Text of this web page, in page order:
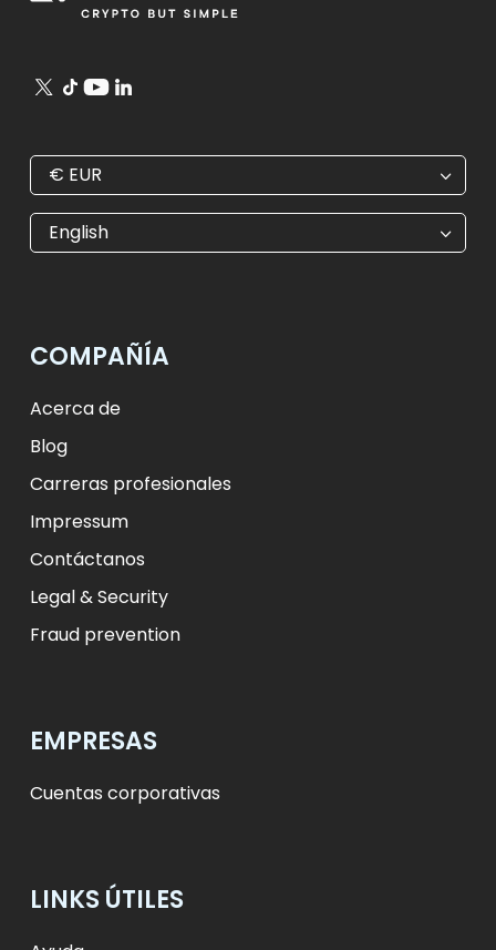
€ EUR
€ EUR
$ USD
ft HUF
zł PLN
₺ TRY
English
COMPAÑÍA
Acerca de
Blog
Carreras profesionales
Impressum
Contáctanos
Legal & Security
Fraud prevention
EMPRESAS
Cuentas corporativas
LINKS ÚTILES